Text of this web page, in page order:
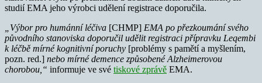
studií EMA jeho výrobci udělení registrace doporučila.
„Výbor pro humánní léčiva [CHMP] EMA po přezkoumání svého
původního stanoviska doporučil udělit registraci přípravku Leqembi
k léčbě mírné kognitivní poruchy [problémy s pamětí a myšlením,
pozn. red.] nebo mírné demence způsobené Alzheimerovou
chorobou,“ informuje ve své tiskové zprávě EMA.